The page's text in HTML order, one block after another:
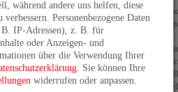
erfolgreich
Bereits seit
der TR-
nach DIN ISO
zertifiziert.
während andere uns helfen, diese
Personenbezogene Daten
IP-Adressen), z. B. für
oder Anzeigen- und
über die Verwendung Ihrer
. Sie können Ihre
widerrufen oder anpassen.